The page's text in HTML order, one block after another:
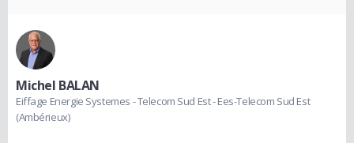
Michel BALAN
Eiffage Energie Systemes - Telecom Sud Est - Ees-Telecom Sud Est
(Ambérieux)